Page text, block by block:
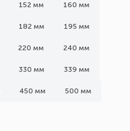
152 мм 160 мм
182 мм 195 мм
220 мм 240 мм
330 мм 339 мм
450 мм 500 мм